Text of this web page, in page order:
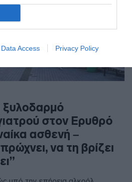
Data Access Privacy Policy
ξυλοδαρμό
στον Ερυθρό
ασθενή –
να τη βρίζει